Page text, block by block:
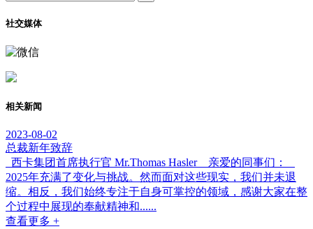
社交媒体
相关新闻
2023-08-02
总裁新年致辞
西卡集团首席执行官 Mr.Thomas Hasler 亲爱的同事们：
2025年充满了变化与挑战。然而面对这些现实，我们并未退
缩。相反，我们始终专注于自身可掌控的领域，感谢大家在整
个过程中展现的奉献精神和......
查看更多 +